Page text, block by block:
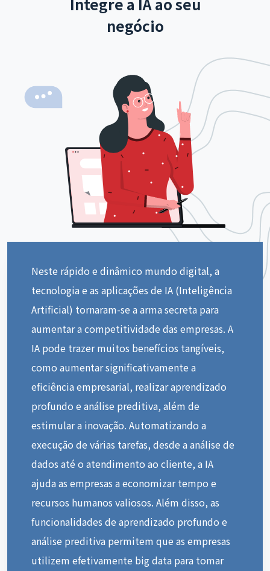
negócio
Neste rápido e dinâmico mundo digital, a
tecnologia e as aplicações de IA (Inteligência
Artificial) tornaram-se a arma secreta para
aumentar a competitividade das empresas. A
IA pode trazer muitos benefícios tangíveis,
como aumentar significativamente a
eficiência empresarial, realizar aprendizado
profundo e análise preditiva, além de
estimular a inovação. Automatizando a
execução de várias tarefas, desde a análise de
dados até o atendimento ao cliente, a IA
ajuda as empresas a economizar tempo e
recursos humanos valiosos. Além disso, as
funcionalidades de aprendizado profundo e
análise preditiva permitem que as empresas
utilizem efetivamente big data para tomar